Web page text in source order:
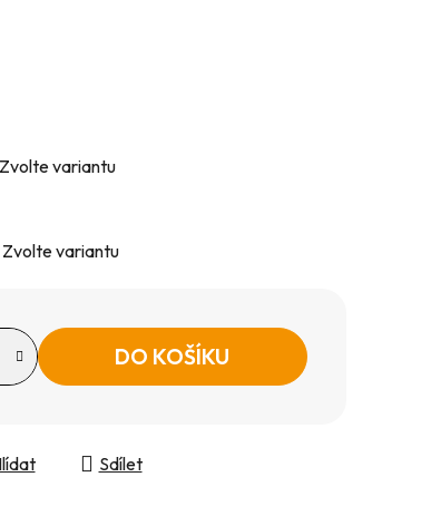
Zvolte variantu
Zvolte variantu
DO KOŠÍKU
Sdílet